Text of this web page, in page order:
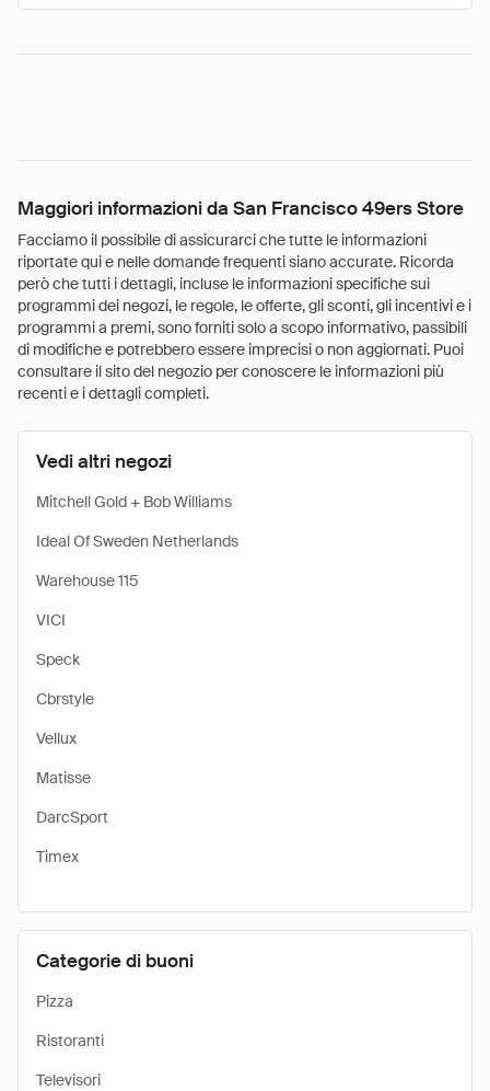
Maggiori informazioni da San Francisco 49ers Store
Facciamo il possibile di assicurarci che tutte le informazioni
riportate qui e nelle domande frequenti siano accurate. Ricorda
però che tutti i dettagli, incluse le informazioni specifiche sui
programmi dei negozi, le regole, le offerte, gli sconti, gli incentivi e i
programmi a premi, sono forniti solo a scopo informativo, passibili
di modifiche e potrebbero essere imprecisi o non aggiornati. Puoi
consultare il sito del negozio per conoscere le informazioni più
recenti e i dettagli completi.
Vedi altri negozi
Mitchell Gold + Bob Williams
Ideal Of Sweden Netherlands
Warehouse 115
VICI
Speck
Cbrstyle
Vellux
Matisse
DarcSport
Timex
Categorie di buoni
Pizza
Ristoranti
Televisori